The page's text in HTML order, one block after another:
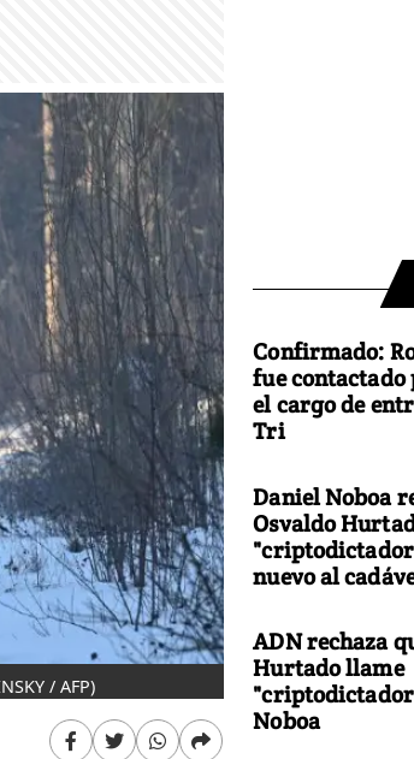
/ AFP)
Confirmado:
fue contactado
el cargo de
Tri
Daniel Noboa
Osvaldo
nuevo al
ADN rechaza
Hurtado llame
Noboa